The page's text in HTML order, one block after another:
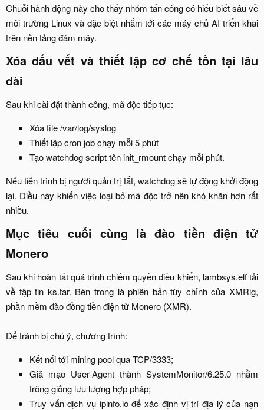
Chuỗi hành động này cho thấy nhóm tấn công có hiểu biết sâu về
môi trường Linux và đặc biệt nhắm tới các máy chủ AI triển khai
trên nền tảng đám mây.​
Xóa dấu vết và thiết lập cơ chế tồn tại lâu
dài​
Sau khi cài đặt thành công, mã độc tiếp tục:​
Xóa file /var/log/syslog​
Thiết lập cron job chạy mỗi 5 phút​
Tạo watchdog script tên init_rmount chạy mỗi phút.​
Nếu tiến trình bị người quản trị tắt, watchdog sẽ tự động khởi động
lại. Điều này khiến việc loại bỏ mã độc trở nên khó khăn hơn rất
nhiều.​
Mục tiêu cuối cùng là đào tiền điện tử
Monero​
Sau khi hoàn tất quá trình chiếm quyền điều khiển, lambsys.elf tải
về tập tin ks.tar. Bên trong là phiên bản tùy chỉnh của XMRig,
phần mềm đào đồng tiền điện tử Monero (XMR).
Để tránh bị chú ý, chương trình:​
Kết nối tới mining pool qua TCP/3333;​
Giả mạo User-Agent thành SystemMonitor/6.25.0 nhằm
trông giống lưu lượng hợp pháp;​
Truy vấn dịch vụ ipinfo.io để xác định vị trí địa lý của nạn